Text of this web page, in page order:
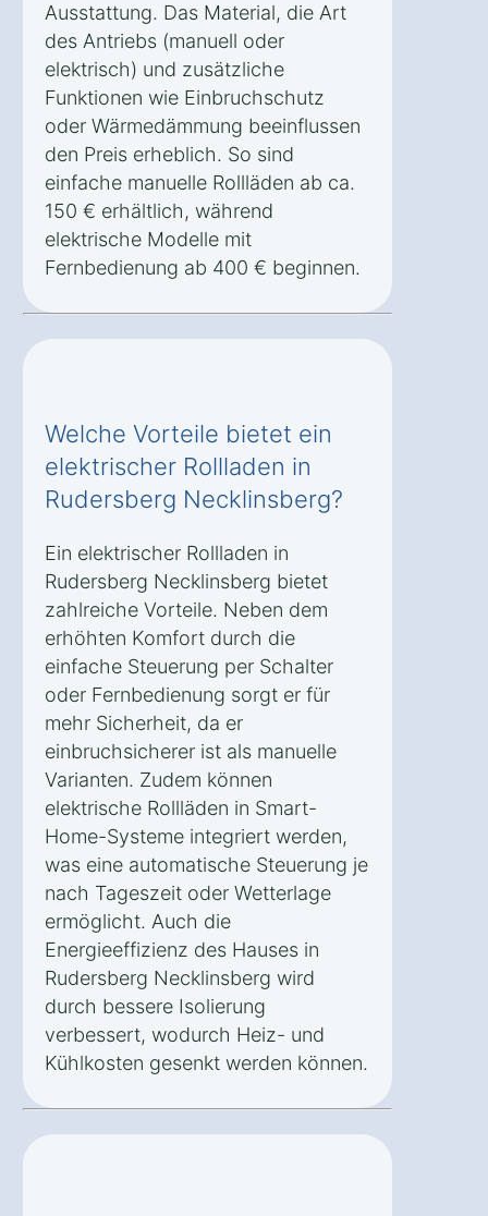
Ausstattung. Das Material, die Art
des Antriebs (manuell oder
elektrisch) und zusätzliche
Funktionen wie Einbruchschutz
oder Wärmedämmung beeinflussen
den Preis erheblich. So sind
einfache manuelle Rollläden ab ca.
150 € erhältlich, während
elektrische Modelle mit
Fernbedienung ab 400 € beginnen.
Welche Vorteile bietet ein
elektrischer Rollladen in
Rudersberg Necklinsberg?
Ein elektrischer Rollladen in
Rudersberg Necklinsberg bietet
zahlreiche Vorteile. Neben dem
erhöhten Komfort durch die
einfache Steuerung per Schalter
oder Fernbedienung sorgt er für
mehr Sicherheit, da er
einbruchsicherer ist als manuelle
Varianten. Zudem können
elektrische Rollläden in Smart-
Home-Systeme integriert werden,
was eine automatische Steuerung je
nach Tageszeit oder Wetterlage
ermöglicht. Auch die
Energieeffizienz des Hauses in
Rudersberg Necklinsberg wird
durch bessere Isolierung
verbessert, wodurch Heiz- und
Kühlkosten gesenkt werden können.